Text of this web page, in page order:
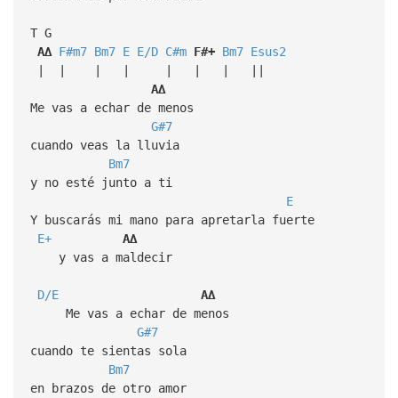
T G
A∆ F#m7 Bm7 E E/D C#m F#+ Bm7 Esus2
| | | | | | | ||
A∆
Me vas a echar de menos
G#7
cuando veas la lluvia
Bm7
y no esté junto a ti
E
Y buscarás mi mano para apretarla fuerte
E+
A∆
y vas a maldecir
D/E
A∆
Me vas a echar de menos
G#7
cuando te sientas sola
Bm7
en brazos de otro amor